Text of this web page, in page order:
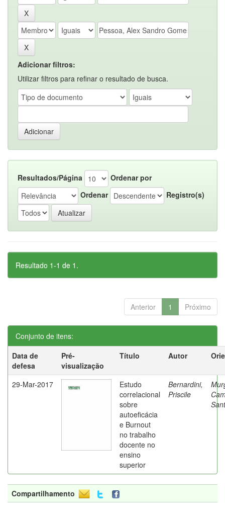
Adicionar filtros:
Utilizar filtros para refinar o resultado de busca.
Resultados/Página
Ordenar por
Ordenar
Registro(s)
Resultado 1-1 de 1.
Anterior 1 Próximo
Conjunto de itens:
Data de
defesa
Pré-
visualização
Título Autor
29-Mar-2017
Estudo
correlacional
sobre
autoeficácia
e Burnout
no trabalho
docente no
ensino
superior
Bernardini,
Priscile
Compartilhamento